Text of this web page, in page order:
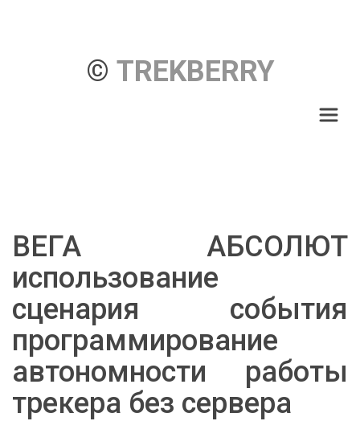
© TREKBERRY
ВЕГА АБСОЛЮТ
использование
сценария события
программирование
автономности работы
трекера без сервера